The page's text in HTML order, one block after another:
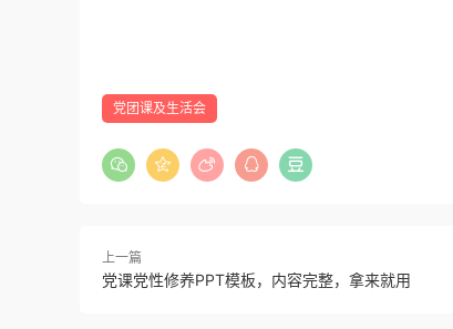
党团课及生活会
上一篇
党课党性修养PPT模板，内容完整，拿来就用